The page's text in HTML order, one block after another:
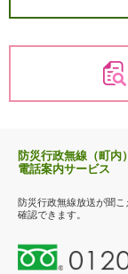
防災行政無線（町内
電話案内サービス
防災行政無線放送が聞
確認できます。
0
1